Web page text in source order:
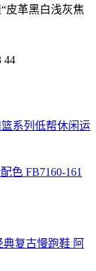
皮革黑白浅灰焦
44
篮系列低帮休闲运
色 FB7160-161
阿